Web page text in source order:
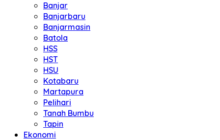
Banjar
Banjarbaru
Banjarmasin
Batola
HSS
HST
HSU
Kotabaru
Martapura
Pelihari
Tanah Bumbu
Tapin
Ekonomi